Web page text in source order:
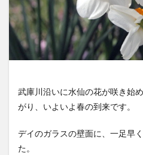
武庫川沿いに水仙の花が咲き始
がり、いよいよ春の到来です。
デイのガラスの壁面に、一足早
た。